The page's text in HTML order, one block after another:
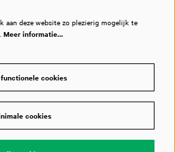
aan deze website zo plezierig mogelijk te
Meer informatie…
cookies
cookies